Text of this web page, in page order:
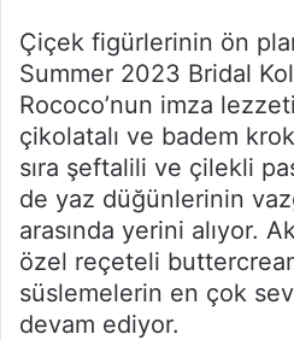
Çiçek figürlerinin ön
Summer 2023 Bridal
Rococo’nun imza
çikolatalı ve badem
sıra şeftalili ve çilekli
de yaz düğünlerinin
arasında yerini alıyor.
özel reçeteli
süslemelerin en çok
devam ediyor.